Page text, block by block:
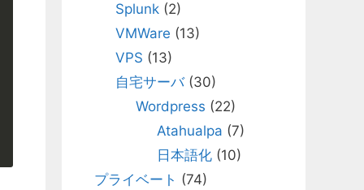
Splunk(2)
VMWare (13)
VPS (13)
自宅サーバ(30)
Wordpress (22)
Atahualpa (7)
日本語化(10)
プライベート (74)